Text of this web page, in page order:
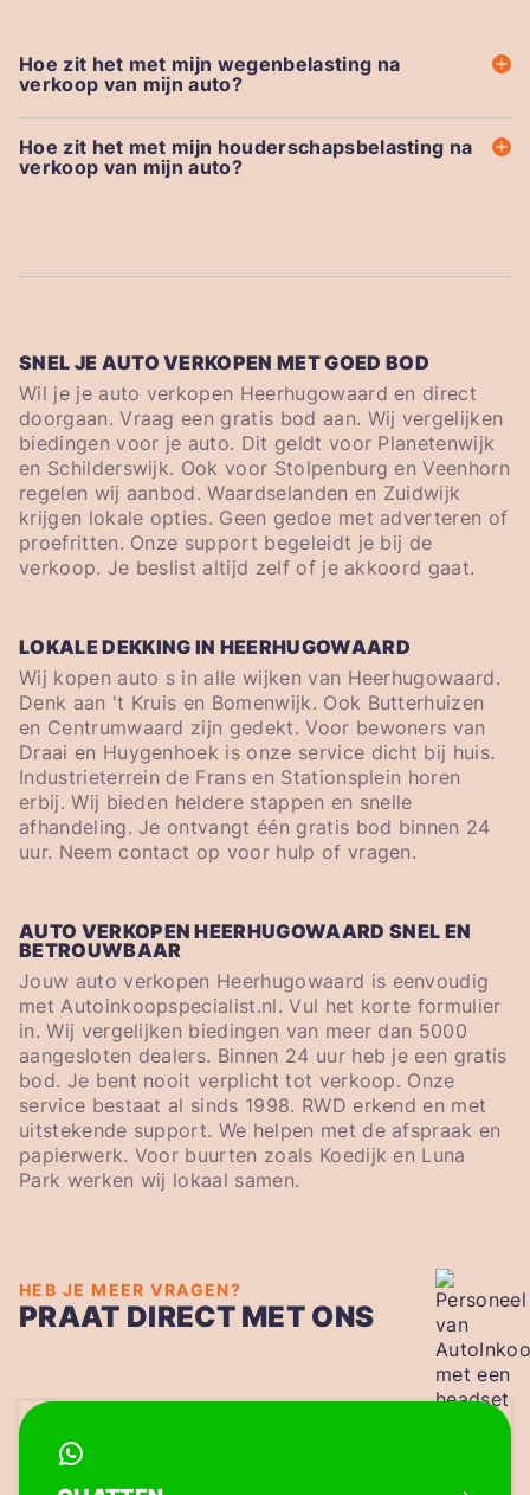
Hoe zit het met mijn wegenbelasting na
verkoop van mijn auto?
Hoe zit het met mijn houderschapsbelasting na
verkoop van mijn auto?
SNEL JE AUTO VERKOPEN MET GOED BOD
Wil je je auto verkopen Heerhugowaard en direct
doorgaan. Vraag een gratis bod aan. Wij vergelijken
biedingen voor je auto. Dit geldt voor Planetenwijk
en Schilderswijk. Ook voor Stolpenburg en Veenhorn
regelen wij aanbod. Waardselanden en Zuidwijk
krijgen lokale opties. Geen gedoe met adverteren of
proefritten. Onze support begeleidt je bij de
verkoop. Je beslist altijd zelf of je akkoord gaat.
LOKALE DEKKING IN HEERHUGOWAARD
Wij kopen auto s in alle wijken van Heerhugowaard.
Denk aan 't Kruis en Bomenwijk. Ook Butterhuizen
en Centrumwaard zijn gedekt. Voor bewoners van
Draai en Huygenhoek is onze service dicht bij huis.
Industrieterrein de Frans en Stationsplein horen
erbij. Wij bieden heldere stappen en snelle
afhandeling. Je ontvangt één gratis bod binnen 24
uur. Neem contact op voor hulp of vragen.
AUTO VERKOPEN HEERHUGOWAARD SNEL EN
BETROUWBAAR
Jouw auto verkopen Heerhugowaard is eenvoudig
met Autoinkoopspecialist.nl. Vul het korte formulier
in. Wij vergelijken biedingen van meer dan 5000
aangesloten dealers. Binnen 24 uur heb je een gratis
bod. Je bent nooit verplicht tot verkoop. Onze
service bestaat al sinds 1998. RWD erkend en met
uitstekende support. We helpen met de afspraak en
papierwerk. Voor buurten zoals Koedijk en Luna
Park werken wij lokaal samen.
HEB JE MEER VRAGEN?
PRAAT DIRECT MET ONS